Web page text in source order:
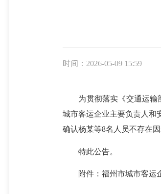
时间：2026-05-09 15:59
为贯彻落实《交通运输部
城市客运企业主要负责人和
确认杨某等8名人员不存在
特此公告。
附件：福州市城市客运企